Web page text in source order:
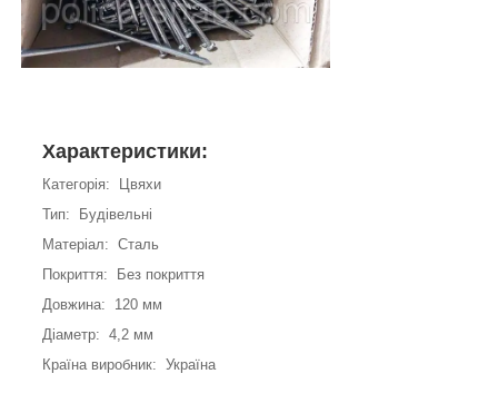
Характеристики:
Категорія: Цвяхи
Тип: Будівельні
Матеріал: Сталь
Покриття: Без покриття
Довжина: 120 мм
Діаметр: 4,2 мм
Країна виробник: Україна